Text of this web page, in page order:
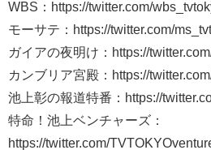
WBS：https://twitter.com/
モーサテ：https://twitter.com/
ガイアの夜明け：https://
カンブリア宮殿：https://
池上彰の報道特番：https://
特命！池上ベンチャーズ：
https://twitter.com/